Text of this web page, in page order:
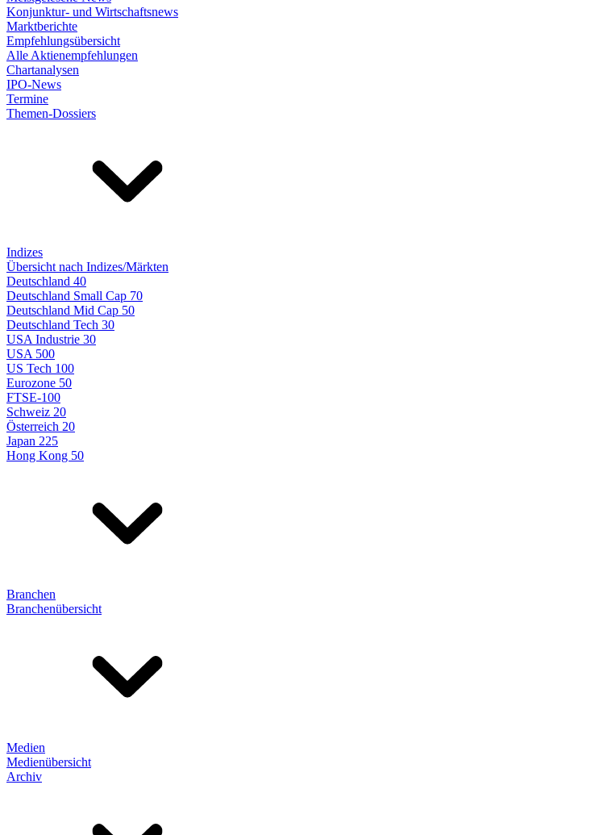
Konjunktur- und Wirtschaftsnews
Marktberichte
Empfehlungsübersicht
Alle Aktienempfehlungen
Chartanalysen
IPO-News
Termine
Themen-Dossiers
Indizes
Übersicht nach Indizes/Märkten
Deutschland 40
Deutschland Small Cap 70
Deutschland Mid Cap 50
Deutschland Tech 30
USA Industrie 30
USA 500
US Tech 100
Eurozone 50
FTSE-100
Schweiz 20
Österreich 20
Japan 225
Hong Kong 50
Branchen
Branchenübersicht
Medien
Medienübersicht
Archiv